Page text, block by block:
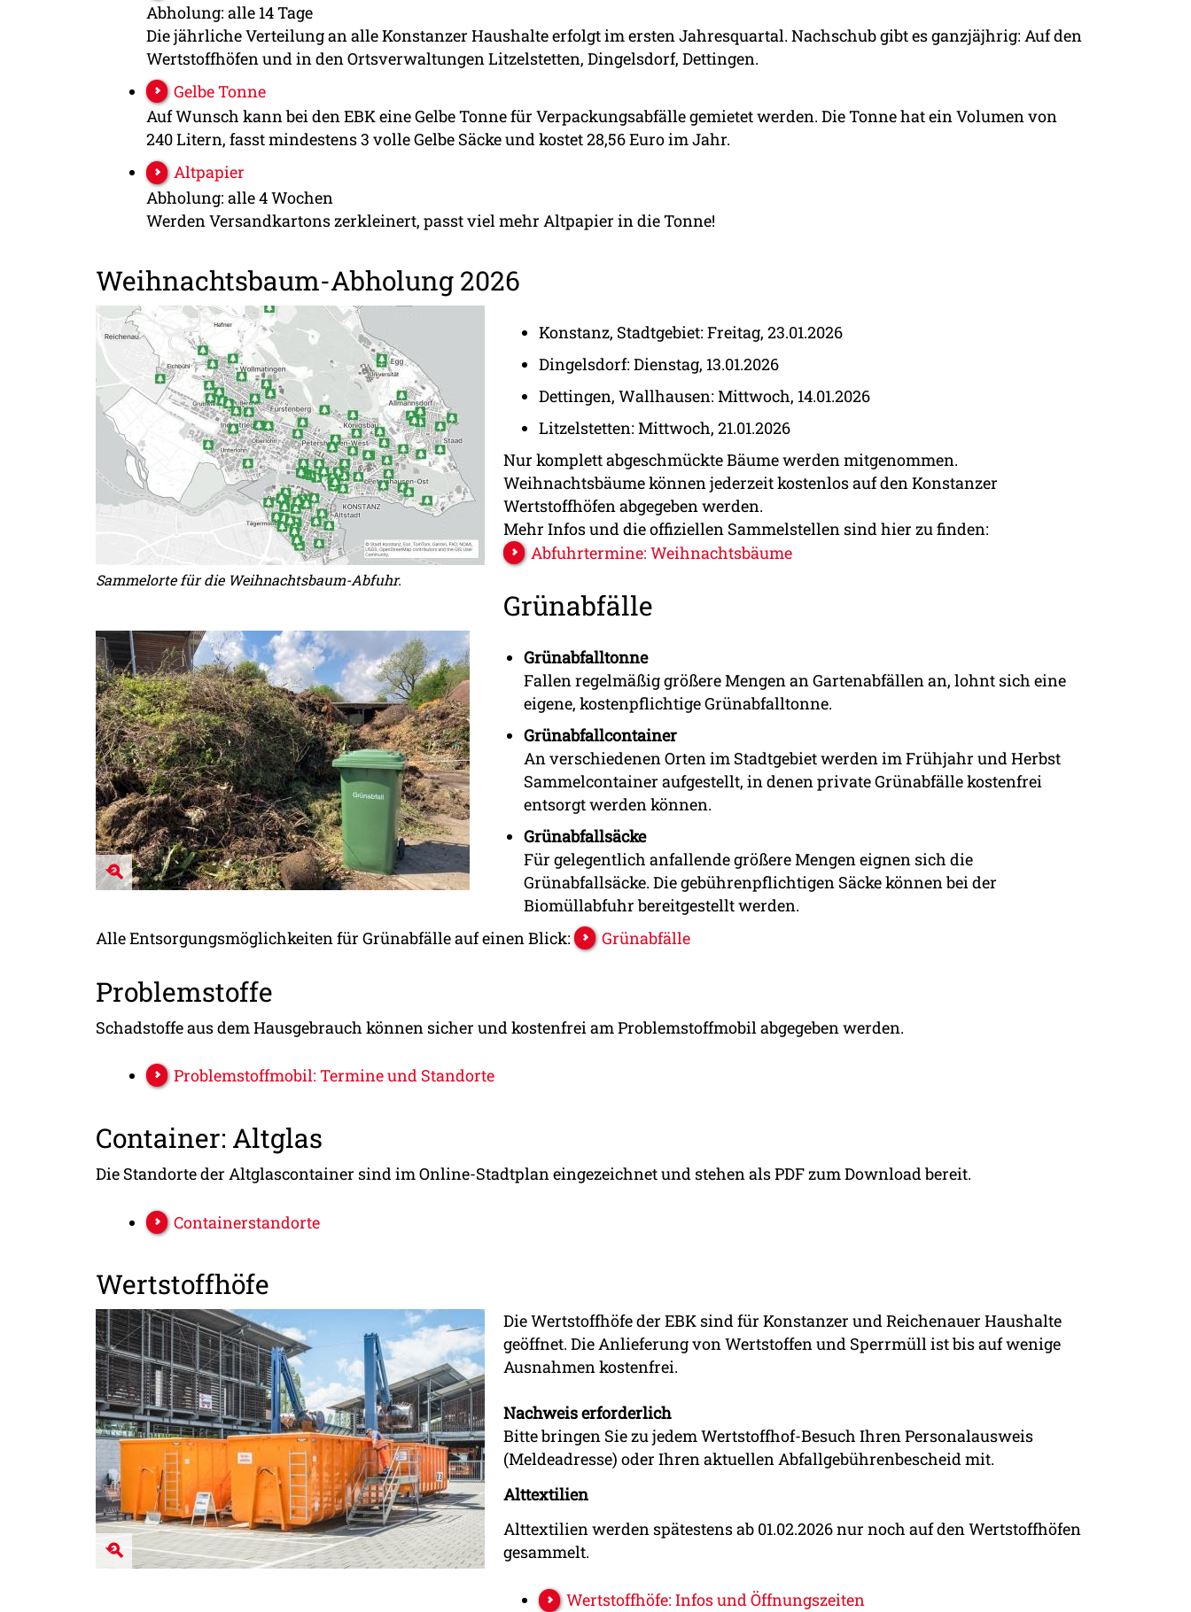
Abholung: alle 14 Tage
Die jährliche Verteilung an alle Konstanzer Haushalte erfolgt im ersten Jahresquartal. Nachschub gibt es ganzjäjhrig: Auf den
Wertstoffhöfen und in den Ortsverwaltungen Litzelstetten, Dingelsdorf, Dettingen.
Gelbe Tonne
Auf Wunsch kann bei den EBK eine Gelbe Tonne für Verpackungsabfälle gemietet werden. Die Tonne hat ein Volumen von
240 Litern, fasst mindestens 3 volle Gelbe Säcke und kostet 28,56 Euro im Jahr.
Altpapier
Abholung: alle 4 Wochen
Werden Versandkartons zerkleinert, passt viel mehr Altpapier in die Tonne!
Weihnachtsbaum-Abholung 2026
Sammelorte für die Weihnachtsbaum-Abfuhr.
Konstanz, Stadtgebiet: Freitag, 23.01.2026
Dingelsdorf: Dienstag, 13.01.2026
Dettingen, Wallhausen: Mittwoch, 14.01.2026
Litzelstetten: Mittwoch, 21.01.2026
Nur komplett abgeschmückte Bäume werden mitgenommen.
Weihnachtsbäume können jederzeit kostenlos auf den Konstanzer
Wertstoffhöfen abgegeben werden.
Mehr Infos und die offiziellen Sammelstellen sind hier zu finden:
Abfuhrtermine: Weihnachtsbäume
Grünabfälle
Grünabfalltonne
Fallen regelmäßig größere Mengen an Gartenabfällen an, lohnt sich eine
eigene, kostenpflichtige Grünabfalltonne.
Grünabfallcontainer
An verschiedenen Orten im Stadtgebiet werden im Frühjahr und Herbst
Sammelcontainer aufgestellt, in denen private Grünabfälle kostenfrei
entsorgt werden können.
Grünabfallsäcke
Für gelegentlich anfallende größere Mengen eignen sich die
Grünabfallsäcke. Die gebührenpflichtigen Säcke können bei der
Biomüllabfuhr bereitgestellt werden.
Alle Entsorgungsmöglichkeiten für Grünabfälle auf einen Blick:
Grünabfälle
Problemstoffe
Schadstoffe aus dem Hausgebrauch können sicher und kostenfrei am Problemstoffmobil abgegeben werden.
Problemstoffmobil: Termine und Standorte
Container: Altglas
Die Standorte der Altglascontainer sind im Online-Stadtplan eingezeichnet und stehen als PDF zum Download bereit.
Containerstandorte
Wertstoffhöfe
Die Wertstoffhöfe der EBK sind für Konstanzer und Reichenauer Haushalte
geöffnet. Die Anlieferung von Wertstoffen und Sperrmüll ist bis auf wenige
Ausnahmen kostenfrei.
Nachweis erforderlich
Bitte bringen Sie zu jedem Wertstoffhof-Besuch Ihren Personalausweis
(Meldeadresse) oder Ihren aktuellen Abfallgebührenbescheid mit.
Alttextilien
Alttextilien werden spätestens ab 01.02.2026 nur noch auf den Wertstoffhöfen
gesammelt.
Wertstoffhöfe: Infos und Öffnungszeiten